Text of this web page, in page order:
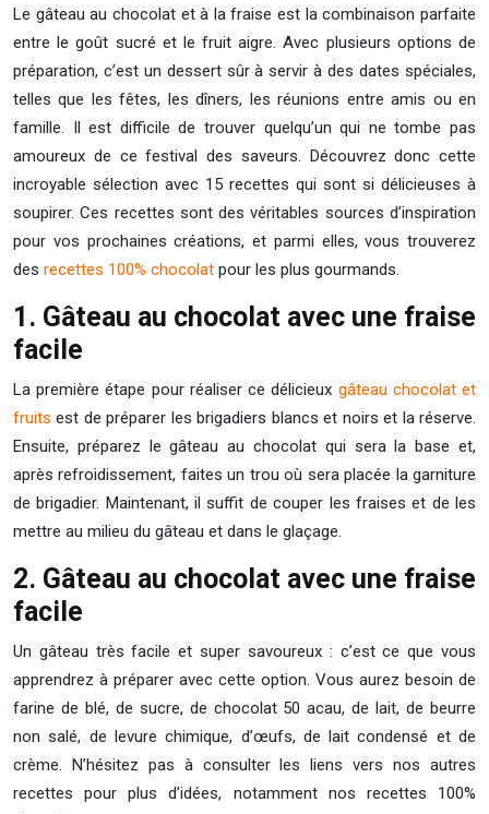
Le gâteau au chocolat et à la fraise est la combinaison parfaite
entre le goût sucré et le fruit aigre. Avec plusieurs options de
préparation, c’est un dessert sûr à servir à des dates spéciales,
telles que les fêtes, les dîners, les réunions entre amis ou en
famille. Il est difficile de trouver quelqu’un qui ne tombe pas
amoureux de ce festival des saveurs. Découvrez donc cette
incroyable sélection avec 15 recettes qui sont si délicieuses à
soupirer. Ces recettes sont des véritables sources d’inspiration
pour vos prochaines créations, et parmi elles, vous trouverez
des recettes 100% chocolat pour les plus gourmands.
1. Gâteau au chocolat avec une fraise
facile
La première étape pour réaliser ce délicieux gâteau chocolat et
fruits est de préparer les brigadiers blancs et noirs et la réserve.
Ensuite, préparez le gâteau au chocolat qui sera la base et,
après refroidissement, faites un trou où sera placée la garniture
de brigadier. Maintenant, il suffit de couper les fraises et de les
mettre au milieu du gâteau et dans le glaçage.
2. Gâteau au chocolat avec une fraise
facile
Un gâteau très facile et super savoureux : c’est ce que vous
apprendrez à préparer avec cette option. Vous aurez besoin de
farine de blé, de sucre, de chocolat 50 acau, de lait, de beurre
non salé, de levure chimique, d’œufs, de lait condensé et de
crème. N’hésitez pas à consulter les liens vers nos autres
recettes pour plus d’idées, notamment nos recettes 100%